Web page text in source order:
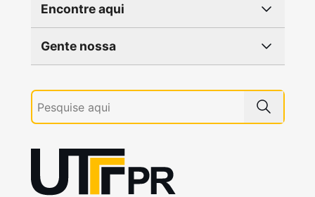
Encontre aqui
Gente nossa